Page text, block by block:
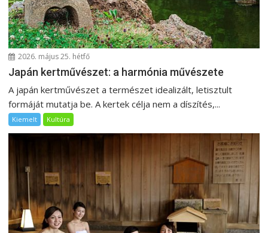
2026. május 25. hétfő
Japán kertművészet: a harmónia művészete
A japán kertművészet a természet idealizált, letisztult
formáját mutatja be. A kertek célja nem a díszítés,...
Kiemelt Kultúra